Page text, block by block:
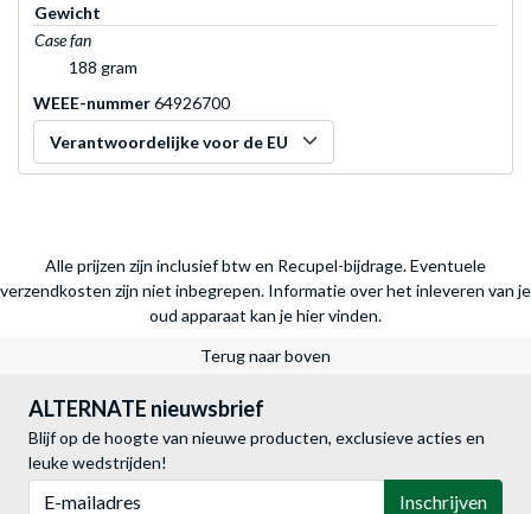
Gewicht
Case fan
188 gram
WEEE-nummer64926700
Verantwoordelijke voor de EU
Alle prijzen zijn inclusief btw en Recupel-bijdrage. Eventuele
verzendkosten zijn niet inbegrepen. Informatie over het inleveren van je
oud apparaat kan je hier vinden.
Terug naar boven
ALTERNATE nieuwsbrief
Blijf op de hoogte van nieuwe producten, exclusieve acties en
leuke wedstrijden!
Inschrijven